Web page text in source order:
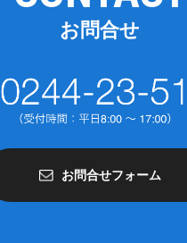
お問合せ
お問合せフォーム